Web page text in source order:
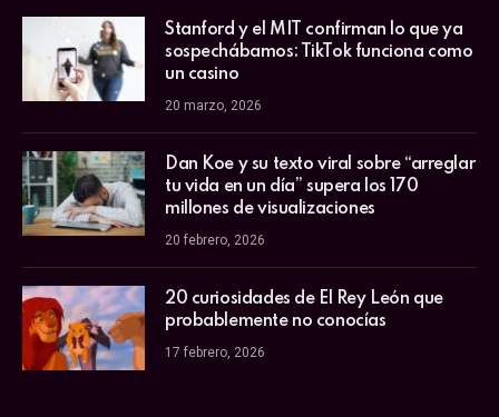
Stanford y el MIT confirman lo que ya
sospechábamos: TikTok funciona como
un casino
20 marzo, 2026
Dan Koe y su texto viral sobre “arreglar
tu vida en un día” supera los 170
millones de visualizaciones
20 febrero, 2026
20 curiosidades de El Rey León que
probablemente no conocías
17 febrero, 2026